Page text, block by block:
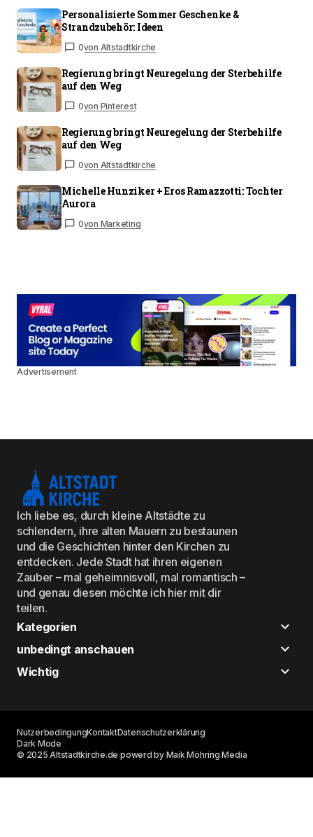
Personalisierte Sommer Geschenke &
Strandzubehör: Ideen
0von Altstadtkirche
Regierung bringt Neuregelung der Sterbehilfe
auf den Weg
0von Pinterest
Regierung bringt Neuregelung der Sterbehilfe
auf den Weg
0von Altstadtkirche
Michelle Hunziker + Eros Ramazzotti: Tochter
Aurora
0von Marketing
Advertisement
Ich liebe es, durch kleine Altstädte zu
schlendern, ihre alten Mauern zu bestaunen
und die Geschichten hinter den Kirchen zu
entdecken. Jede Stadt hat ihren eigenen
Zauber – mal geheimnisvoll, mal romantisch –
und genau diesen möchte ich hier mit dir
teilen.
Kategorien
unbedingt anschauen
Wichtig
© 2025 Altstadtkirche.de powerd by Maik Möhring Media
NutzerbedingungKontaktDatenschutzerklärung
Dark Mode